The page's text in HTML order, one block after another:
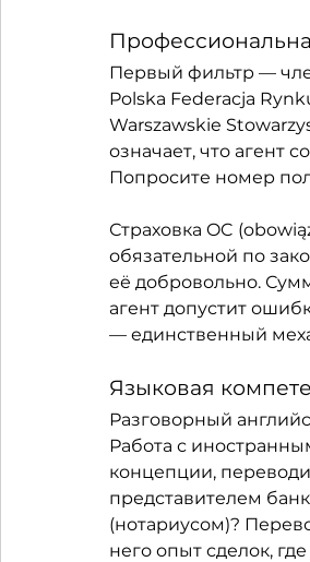
Первый фильтр —
Polska Federacja
Warszawskie
означает, что агент
Попросите номер
Страховка OC
обязательной по
её добровольно.
агент допустит
— единственный
Языковая
Разговорный
Работа с
концепции,
представителем
(нотариусом)?
него опыт сделок,